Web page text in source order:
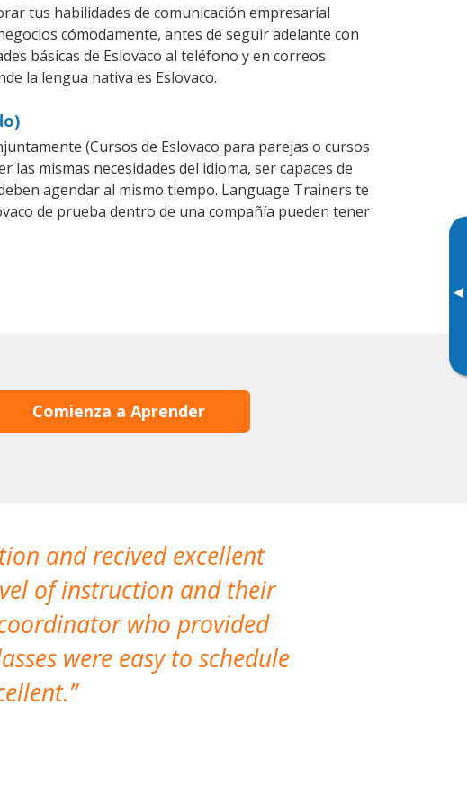
▸
tus habilidades de comunicación empresarial
cómodamente, antes de seguir adelante con
básicas de Eslovaco al teléfono y en correos
la lengua nativa es Eslovaco.
(Cursos de Eslovaco para parejas o cursos
mismas necesidades del idioma, ser capaces de
agendar al mismo tiempo. Language Trainers te
de prueba dentro de una compañía pueden tener
Comienza a Aprender
and recived excellent
of instruction and their
who provided
were easy to schedule